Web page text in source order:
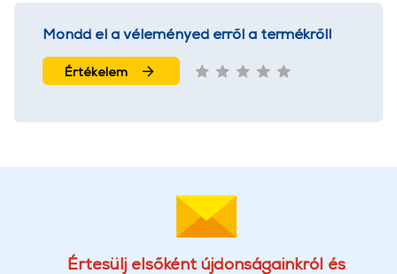
Mondd el a véleményed erről a termékről!
Értékelem
Értesülj elsőként újdonságainkról és